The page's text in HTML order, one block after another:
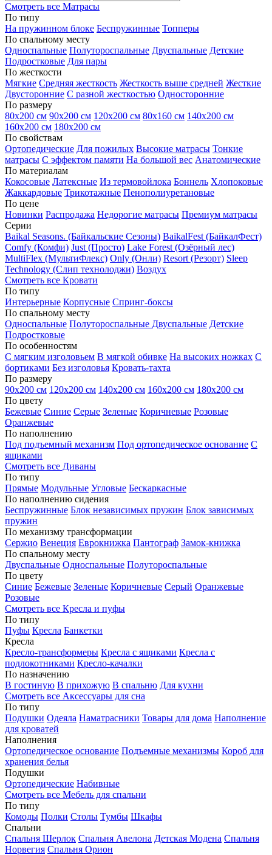
Смотреть все Матрасы
По типу
На пружинном блоке Беспружинные Топперы
По спальному месту
Односпальные Полутороспальные Двуспальные Детские
Подростковые Для пары
По жесткости
Мягкие Средняя жесткость Жесткость выше средней Жесткие
Двусторонние С разной жесткостью Односторонние
По размеру
80х200 см 90х200 см 120х200 см 80х160 см 140х200 см
160х200 см 180х200 см
По свойствам
Ортопедические Для пожилых Высокие матрасы Тонкие
матрасы С эффектом памяти На большой вес Анатомические
По материалам
Кокосовые Латексные Из термовойлока Боннель Хлопоковые
Жаккардовые Трикотажные Пенополиуретановые
По цене
Новинки Распродажа Недорогие матрасы Премиум матрасы
Серии
Baikal Seasons. (Байкальские Сезоны) BaikalFest (БайкалФест)
Comfy (Комфи) Just (Просто) Lake Forest (Озёрный лес)
MultiFlex (МультиФлекс) Only (Онли) Resort (Резорт) Sleep
Technology (Слип технолоджи) Воздух
Смотреть все Кровати
По типу
Интерьерные Корпусные Спринг-боксы
По спальному месту
Односпальные Полутороспальные Двуспальные Детские
Подростковые
По особенностям
С мягким изголовьем В мягкой обивке На высоких ножках С
бортиками Без изголовья Кровать-тахта
По размеру
90х200 см 120х200 см 140х200 см 160х200 см 180х200 см
По цвету
Бежевые Синие Серые Зеленые Коричневые Розовые
Оранжевые
По наполнению
Под подъемный механизм Под ортопедическое основание С
ящиками
Смотреть все Диваны
По типу
Прямые Модульные Угловые Бескаркасные
По наполнению сидения
Беспружинные Блок независимых пружин Блок зависимых
пружин
По механизму трансформации
Сержио Венеция Еврокнижка Пантограф Замок-книжка
По спальному месту
Двуспальные Односпальные Полутороспальные
По цвету
Синие Бежевые Зеленые Коричневые Серый Оранжевые
Розовые
Смотреть все Кресла и пуфы
По типу
Пуфы Кресла Банкетки
Кресла
Кресло-трансформеры Кресла с ящиками Кресла с
подлокотниками Кресло-качалки
По назначению
В гостиную В прихожую В спальню Для кухни
Смотреть все Аксессуары для сна
По типу
Подушки Одеяла Наматрасники Товары для дома Наполнение
для кроватей
Наполнения
Ортопедическое основание Подъемные механизмы Короб для
хранения белья
Подушки
Ортопедические Набивные
Смотреть все Мебель для спальни
По типу
Комоды Полки Столы Тумбы Шкафы
Спальни
Спальня Шерлок Спальня Авелона Детская Модена Спальня
Норвегия Спальня Орион